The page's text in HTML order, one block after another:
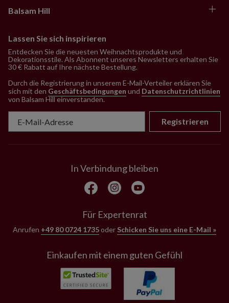
Balsam Hill
Lassen Sie sich inspirieren
Entdecken Sie die neuesten Weihnachtsprodukte und
Dekorationsstile. Als Abonnent unseres Newsletters erhalten Sie
30 € Rabatt auf Ihre nächste Bestellung.
Durch die Registrierung in unserem E-Mail-Verteiler erklären Sie
sich mit den Geschäftsbedingungen und Datenschutzrichtlinien
von Balsam Hill einverstanden.
Registrieren
In Verbindung bleiben
Für Expertenrat
Anrufen +49 80 0724 1735oder Schicken Sie uns eine E-Mail »
Einkaufen mit einem guten Gefühl